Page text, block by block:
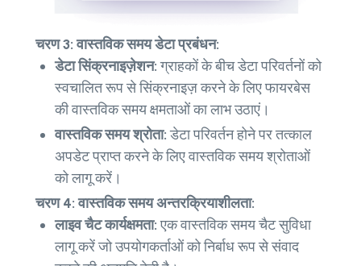
चरण 3: वास्तविक समय डेटा प्रबंधन:
डेटा सिंक्रनाइज़ेशन:ग्राहकों के बीच डेटा परिवर्तनों को
स्वचालित रूप से सिंक्रनाइज़ करने के लिए फायरबेस
की वास्तविक समय क्षमताओं का लाभ उठाएं।
वास्तविक समय श्रोता:डेटा परिवर्तन होने पर तत्काल
अपडेट प्राप्त करने के लिए वास्तविक समय श्रोताओं
को लागू करें।
चरण 4: वास्तविक समय अन्तरक्रियाशीलता:
लाइव चैट कार्यक्षमता:एक वास्तविक समय चैट सुविधा
लागू करें जो उपयोगकर्ताओं को निर्बाध रूप से संवाद